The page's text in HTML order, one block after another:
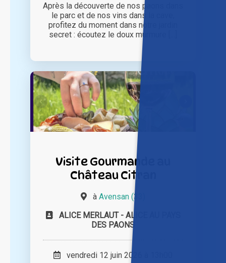
Après la découverte de nos paons dans
le parc et de nos vins dans la cave,
profitez du moment dans notre jardin
secret : écoutez le doux murmure [...]
Visite Gourmande au
Château Citran
à Avensan (33)
ALICE MERLAUT - ALICE AU PAYS
DES PAONS
vendredi 12 juin 2026 à 13h00